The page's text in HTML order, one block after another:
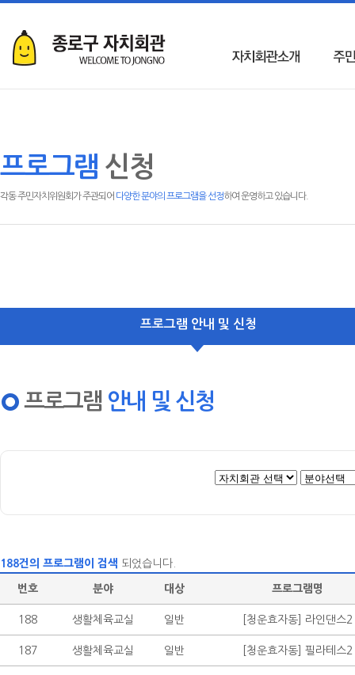
프로그램 신청
각동 주민자치위원회가 주관되어 다양한 분야의 프로그램을 선정하여 운영하고 있습니다.
프로그램 안내 및 신청
프로그램 안내 및 신청
188건의 프로그램이 검색 되었습니다.
번호 분야 대상 프로그램명
188 생활체육교실 일반 [청운효자동] 라인댄스2
187 생활체육교실 일반 [청운효자동] 필라테스2